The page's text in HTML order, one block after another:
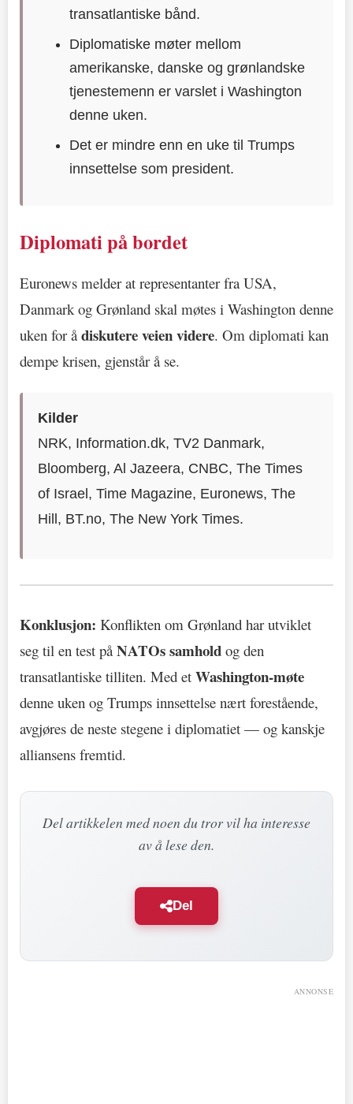
transatlantiske bånd.
Diplomatiske møter mellom
amerikanske, danske og grønlandske
tjenestemenn er varslet i Washington
denne uken.
Det er mindre enn en uke til Trumps
innsettelse som president.
Diplomati på bordet
Euronews melder at representanter fra USA,
Danmark og Grønland skal møtes i Washington denne
uken for ådiskutere veien videre. Om diplomati kan
dempe krisen, gjenstår å se.
Kilder
NRK, Information.dk, TV2 Danmark,
Bloomberg, Al Jazeera, CNBC, The Times
of Israel, Time Magazine, Euronews, The
Hill, BT.no, The New York Times.
Konklusjon: Konflikten om Grønland har utviklet
seg til en test påNATOs samhold og den
transatlantiske tilliten. Med et Washington-møte
denne uken og Trumps innsettelse nært forestående,
avgjøres de neste stegene i diplomatiet — og kanskje
alliansens fremtid.
Del artikkelen med noen du tror vil ha interesse
av å lese den.
Del
ANNONSE